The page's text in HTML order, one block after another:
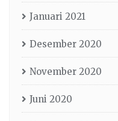
Januari 2021
Desember 2020
November 2020
Juni 2020